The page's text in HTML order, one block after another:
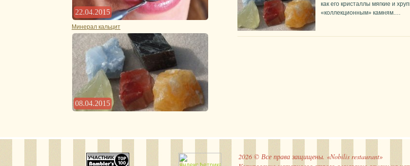
22.04.2015
Минерал кальцит
08.04.2015
как его кристаллы мягкие и
«коллекционным» камням.…
2026 © Все права защищены. «Nobilis restaurant»